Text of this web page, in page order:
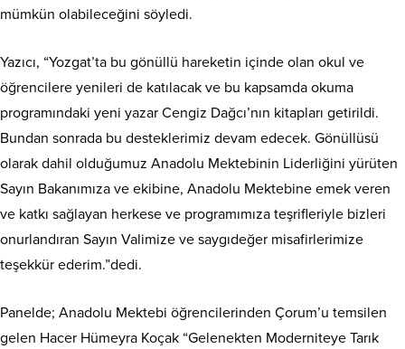
mümkün olabileceğini söyledi.
Yazıcı, “Yozgat’ta bu gönüllü hareketin içinde olan okul ve
öğrencilere yenileri de katılacak ve bu kapsamda okuma
programındaki yeni yazar Cengiz Dağcı’nın kitapları getirildi.
Bundan sonrada bu desteklerimiz devam edecek. Gönüllüsü
olarak dahil olduğumuz Anadolu Mektebinin Liderliğini yürüten
Sayın Bakanımıza ve ekibine, Anadolu Mektebine emek veren
ve katkı sağlayan herkese ve programımıza teşrifleriyle bizleri
onurlandıran Sayın Valimize ve saygıdeğer misafirlerimize
teşekkür ederim.”dedi.
Panelde; Anadolu Mektebi öğrencilerinden Çorum’u temsilen
gelen Hacer Hümeyra Koçak “Gelenekten Moderniteye Tarık